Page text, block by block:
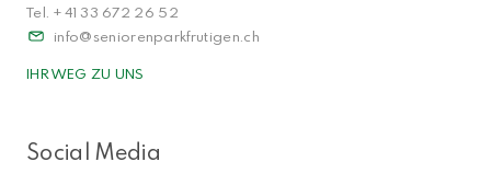
Tel. + 41 33 672 26 52
info
seniorenparkfrutigen.ch
IHR WEG ZU UNS
Social Media